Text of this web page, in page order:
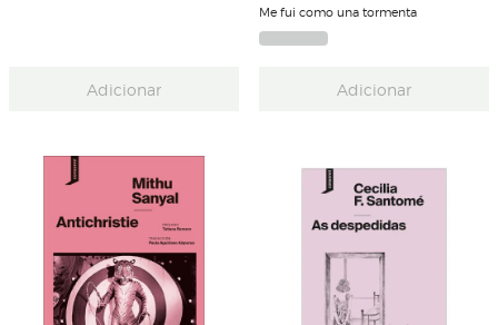
Adicionar
Me fui como una tormenta
Adicionar